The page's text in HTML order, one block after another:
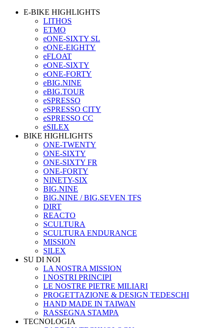
E-BIKE HIGHLIGHTS
LITHOS
ETMO
eONE-SIXTY SL
eONE-EIGHTY
eFLOAT
eONE-SIXTY
eONE-FORTY
eBIG.NINE
eBIG.TOUR
eSPRESSO
eSPRESSO CITY
eSPRESSO CC
eSILEX
BIKE HIGHLIGHTS
ONE-TWENTY
ONE-SIXTY
ONE-SIXTY FR
ONE-FORTY
NINETY-SIX
BIG.NINE
BIG.NINE / BIG.SEVEN TFS
DIRT
REACTO
SCULTURA
SCULTURA ENDURANCE
MISSION
SILEX
SU DI NOI
LA NOSTRA MISSION
I NOSTRI PRINCIPI
LE NOSTRE PIETRE MILIARI
PROGETTAZIONE & DESIGN TEDESCHI
HAND MADE IN TAIWAN
RASSEGNA STAMPA
TECNOLOGIA